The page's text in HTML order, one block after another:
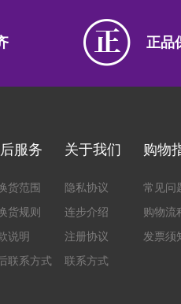
正品
服务
货范围
货规则
说明
联系方式
关于我们
隐私协议
连步介绍
注册协议
联系方式
购物
常见问
购物流
发票须